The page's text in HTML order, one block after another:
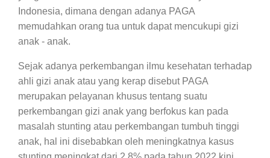
Indonesia, dimana dengan adanya PAGA
memudahkan orang tua untuk dapat mencukupi gizi
anak - anak.
Sejak adanya perkembangan ilmu kesehatan terhadap
ahli gizi anak atau yang kerap disebut PAGA
merupakan pelayanan khusus tentang suatu
perkembangan gizi anak yang berfokus kan pada
masalah stunting atau perkembangan tumbuh tinggi
anak, hal ini disebabkan oleh meningkatnya kasus